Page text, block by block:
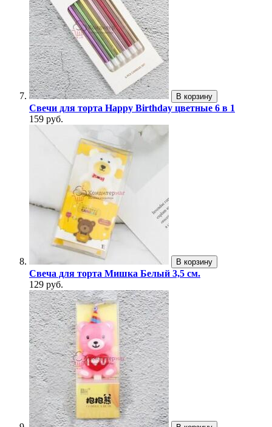
В корзину
Свечи для торта Happy Birthday цветные 6 в 1
159 руб.
В корзину
Свеча для торта Мишка Белый 3,5 см.
129 руб.